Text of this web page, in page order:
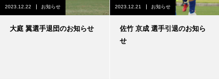
2023.12.22 お知らせ
大庭 翼選手退団のお知らせ
2023.12.21 お知らせ
佐竹 京成 選手引退のお知ら
せ